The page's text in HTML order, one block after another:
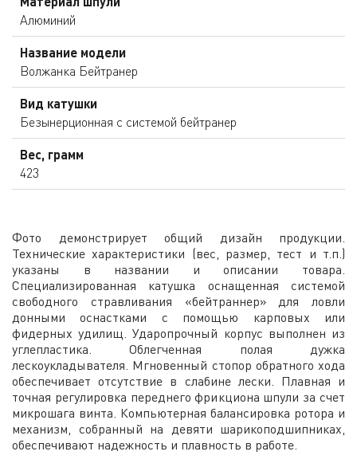
Алюминий
Название модели
Волжанка Бейтранер
Вид катушки
Безынерционная с системой бейтранер
Вес, грамм
423
Фото демонстрирует общий дизайн продукции.
Технические характеристики (вес, размер, тест и т.п.)
указаны в названии и описании товара.
Специализированная катушка оснащенная системой
свободного стравливания «бейтраннер» для ловли
донными оснастками с помощью карповых или
фидерных удилищ. Ударопрочный корпус выполнен из
углепластика. Облегченная полая дужка
лескоукладывателя. Мгновенный стопор обратного хода
обеспечивает отсутствие в слабине лески. Плавная и
точная регулировка переднего фрикциона шпули за счет
микрошага винта. Компьютерная балансировка ротора и
механизм, собранный на девяти шарикоподшипниках,
обеспечивают надежность и плавность в работе.